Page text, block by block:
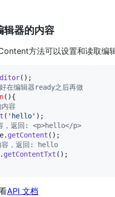
辑器的内容
方法可以设置和读取编
( ) ;
在编辑器ready之后再做
( ){
容
( 'hello' ) ;
，返回: <p>hello</p>
. getContent ( ) ;
容，返回: hello
. getContentTxt ( ) ;
API 文档